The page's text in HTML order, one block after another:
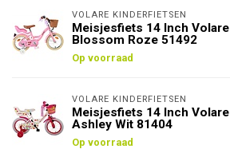
VOLARE KINDERFIETSEN
Meisjesfiets 14 Inch Volare
Blossom Roze 51492
Op voorraad
VOLARE KINDERFIETSEN
Meisjesfiets 14 Inch Volare
Ashley Wit 81404
Op voorraad